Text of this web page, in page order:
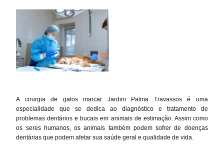
A cirurgia de gatos marcar Jardim Palma Travassos é uma
especialidade que se dedica ao diagnóstico e tratamento de
problemas dentários e bucais em animais de estimação. Assim como
os seres humanos, os animais também podem sofrer de doenças
dentárias que podem afetar sua saúde geral e qualidade de vida.